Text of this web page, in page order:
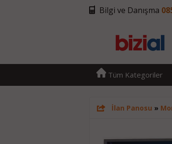
Bilgi ve Danışma
Tüm Kategoriler
İlan Panosu »